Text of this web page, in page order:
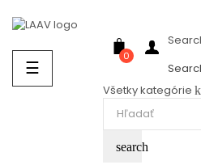
Prepnúť
navigáciu
☰
0
Všetky kategórie
search